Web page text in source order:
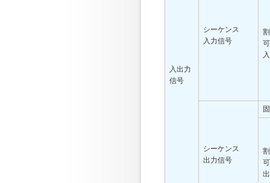
入出力
信号
シーケンス
入力信号
シーケンス
出力信号